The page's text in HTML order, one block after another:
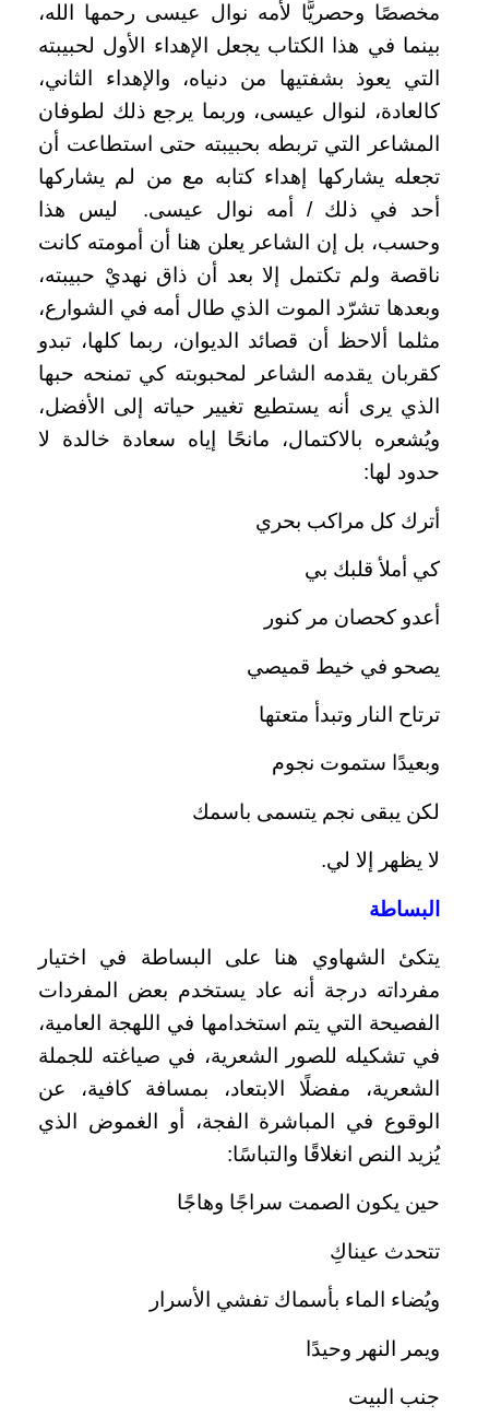
مخصصًا وحصريًّا لأمه نوال عيسى رحمها الله،
بينما في هذا الكتاب يجعل الإهداء الأول لحبيبته
التي يعوذ بشفتيها من دنياه، والإهداء الثاني،
كالعادة، لنوال عيسى، وربما يرجع ذلك لطوفان
المشاعر التي تربطه بحبيبته حتى استطاعت أن
تجعله يشاركها إهداء كتابه مع من لم يشاركها
أحد في ذلك / أمه نوال عيسى. ليس هذا
وحسب، بل إن الشاعر يعلن هنا أن أمومته كانت
ناقصة ولم تكتمل إلا بعد أن ذاق نهديْ حبيبته،
وبعدها تشرّد الموت الذي طال أمه في الشوارع،
مثلما ألاحظ أن قصائد الديوان، ربما كلها، تبدو
كقربان يقدمه الشاعر لمحبوبته كي تمنحه حبها
الذي يرى أنه يستطيع تغيير حياته إلى الأفضل،
ويُشعره بالاكتمال، مانحًا إياه سعادة خالدة لا
حدود لها:
أترك كل مراكب بحري
كي أملأ قلبك بي
أعدو كحصان مر كنور
يصحو في خيط قميصي
ترتاح النار وتبدأ متعتها
وبعيدًا ستموت نجوم
لكن يبقى نجم يتسمى باسمك
لا يظهر إلا لي.
البساطة
يتكئ الشهاوي هنا على البساطة في اختيار
مفرداته درجة أنه عاد يستخدم بعض المفردات
الفصيحة التي يتم استخدامها في اللهجة العامية،
في تشكيله للصور الشعرية، في صياغته للجملة
الشعرية، مفضلًا الابتعاد، بمسافة كافية، عن
الوقوع في المباشرة الفجة، أو الغموض الذي
يُزيد النص انغلاقًا والتباسًا:
حين يكون الصمت سراجًا وهاجًا
تتحدث عيناكِ
ويُضاء الماء بأسماك تفشي الأسرار
ويمر النهر وحيدًا
جنب البيت